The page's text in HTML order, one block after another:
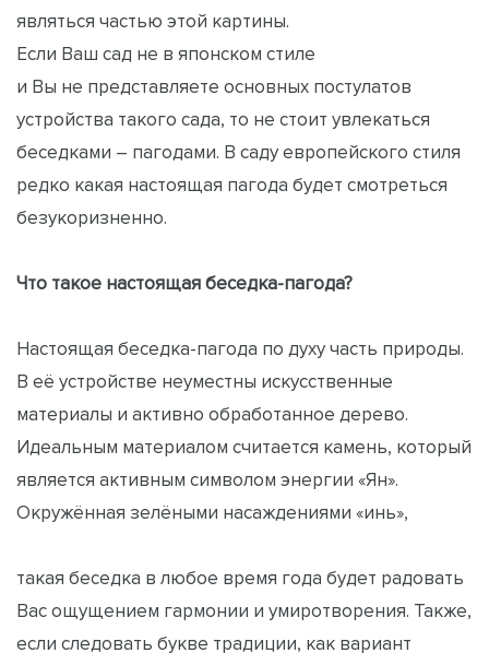
являться частью этой картины.
Если Ваш сад не в японском стиле
и Вы не представляете основных постулатов
устройства такого сада, то не стоит увлекаться
беседками – пагодами. В саду европейского стиля
редко какая настоящая пагода будет смотреться
безукоризненно.
Что такое настоящая беседка-пагода?
Настоящая беседка-пагода по духу часть природы.
В её устройстве неуместны искусственные
материалы и активно обработанное дерево.
Идеальным материалом считается камень, который
является активным символом энергии «Ян».
Окружённая зелёными насаждениями «инь»,
такая беседка в любое время года будет радовать
Вас ощущением гармонии и умиротворения. Также,
если следовать букве традиции, как вариант